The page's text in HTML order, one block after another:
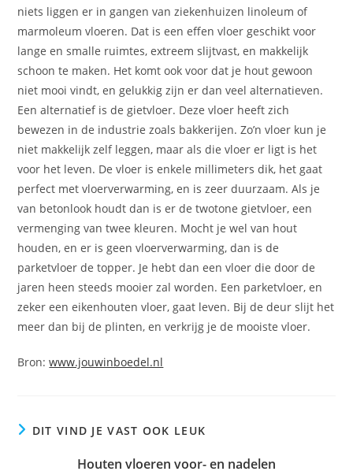
niets liggen er in gangen van ziekenhuizen linoleum of
marmoleum vloeren. Dat is een effen vloer geschikt voor
lange en smalle ruimtes, extreem slijtvast, en makkelijk
schoon te maken. Het komt ook voor dat je hout gewoon
niet mooi vindt, en gelukkig zijn er dan veel alternatieven.
Een alternatief is de gietvloer. Deze vloer heeft zich
bewezen in de industrie zoals bakkerijen. Zo’n vloer kun je
niet makkelijk zelf leggen, maar als die vloer er ligt is het
voor het leven. De vloer is enkele millimeters dik, het gaat
perfect met vloerverwarming, en is zeer duurzaam. Als je
van betonlook houdt dan is er de twotone gietvloer, een
vermenging van twee kleuren. Mocht je wel van hout
houden, en er is geen vloerverwarming, dan is de
parketvloer de topper. Je hebt dan een vloer die door de
jaren heen steeds mooier zal worden. Een parketvloer, en
zeker een eikenhouten vloer, gaat leven. Bij de deur slijt het
meer dan bij de plinten, en verkrijg je de mooiste vloer.
Bron:www.jouwinboedel.nl
DIT VIND JE VAST OOK LEUK
Houten vloeren voor- en nadelen